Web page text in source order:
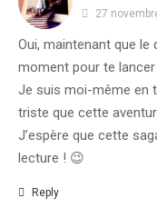
27
Oui, maintenant que le
moment pour te
Je suis moi-même en
triste que cette
J’espère que cette
lecture ! 😉
Reply